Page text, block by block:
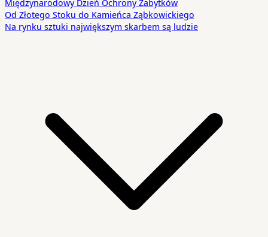
Od Złotego Stoku do Kamieńca Ząbkowickiego
Na rynku sztuki największym skarbem są ludzie